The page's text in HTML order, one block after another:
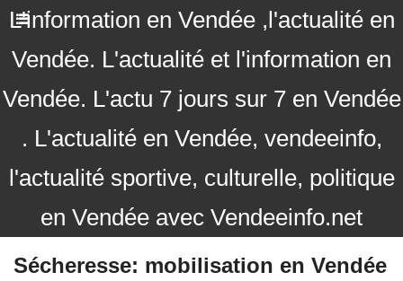
L'information en Vendée ,l'actualité en
Vendée. L'actualité et l'information en
Vendée. L'actu 7 jours sur 7 en Vendée
. L'actualité en Vendée, vendeeinfo,
l'actualité sportive, culturelle, politique
en Vendée avec Vendeeinfo.net
Sécheresse: mobilisation en Vendée